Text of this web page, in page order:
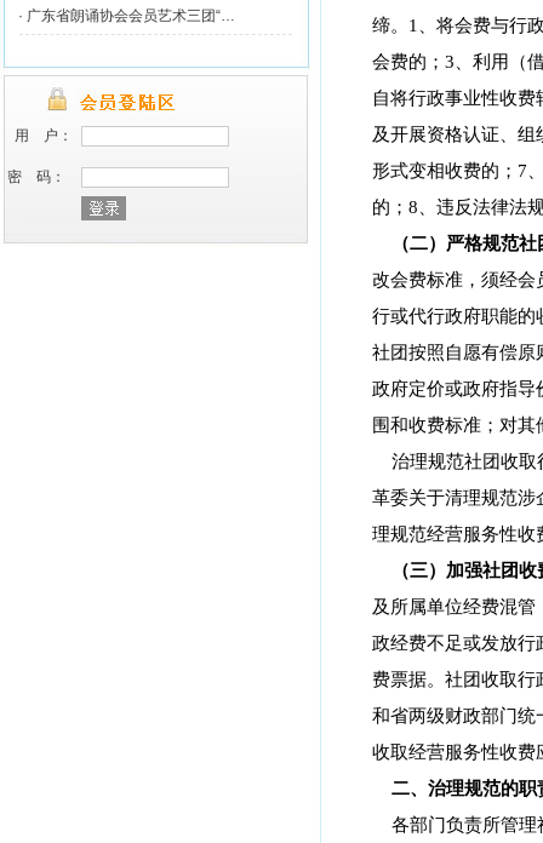
· 广东省朗诵协会会员艺术三团“…
用 户：
密 码：
缔。 1
、将会费与行
会费的； 3 、利用（
自将行政事业性收
及开展资格认证、
形式变相收费的； 7
的； 8 、违反法律法
（二）严格规范
改会费标准，须经会
行或代行政府职能的
社团按照自愿有偿原
政府定价或政府指导
围和收费标准；对
治理规范社团收
革委关于清理规范涉
理规范经营服务性收
（三）加强社团
及所属单位经费混
政经费不足或发放行
费票据。社团收取
和省两级财政部门统
收取经营服务性收费
二、治理规范的
各部门负责所管